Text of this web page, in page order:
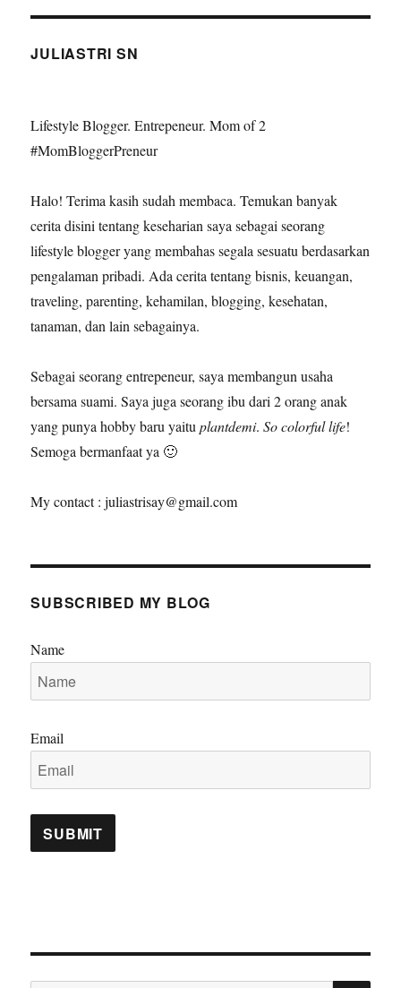
JULIASTRI SN
Lifestyle Blogger. Entrepeneur. Mom of 2
#MomBloggerPreneur
Halo! Terima kasih sudah membaca. Temukan banyak
cerita disini tentang keseharian saya sebagai seorang
lifestyle blogger yang membahas segala sesuatu berdasarkan
pengalaman pribadi. Ada cerita tentang bisnis, keuangan,
traveling, parenting, kehamilan, blogging, kesehatan,
tanaman, dan lain sebagainya.
Sebagai seorang entrepeneur, saya membangun usaha
bersama suami. Saya juga seorang ibu dari 2 orang anak
yang punya hobby baru yaituplantdemi. So colorful life!
Semoga bermanfaat ya 🙂
My contact : juliastrisay@gmail.com
SUBSCRIBED MY BLOG
Name
Email